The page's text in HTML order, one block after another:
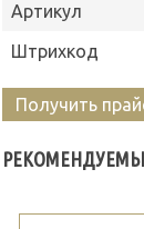
Артикул
Штрихкод
Получить